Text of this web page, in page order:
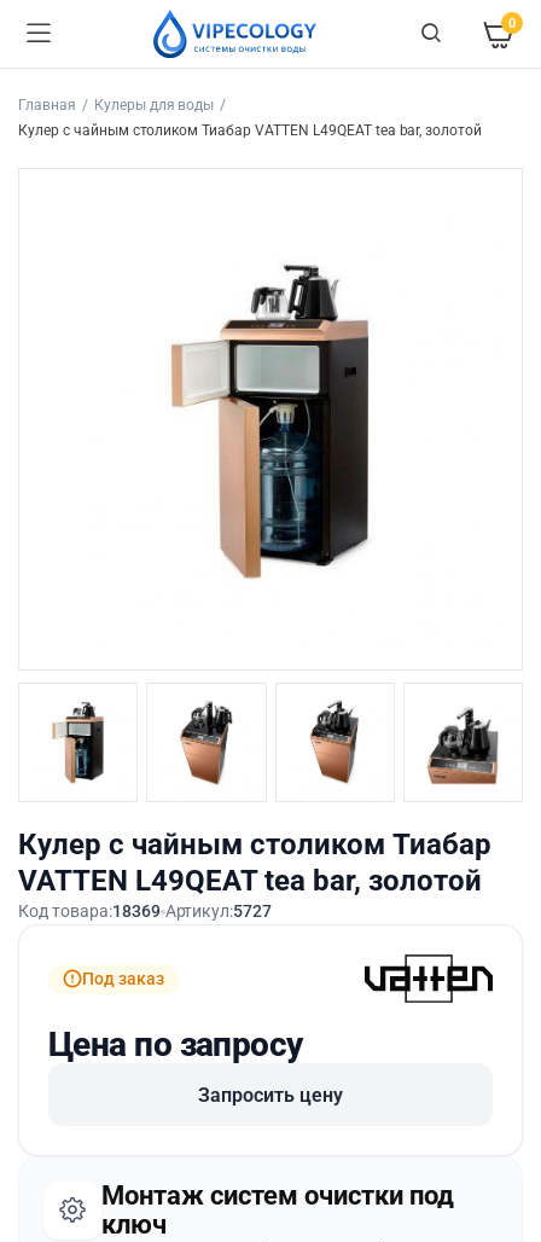
0
Главная
Кулеры для воды
Кулер с чайным столиком Тиабар VATTEN L49QEAT tea bar, золотой
Кулер с чайным столиком Тиабар
VATTEN L49QEAT tea bar, золотой
Код товара:18369 Артикул:5727
Под заказ
Цена по запросу
Запросить цену
Монтаж систем очистки под
ключ